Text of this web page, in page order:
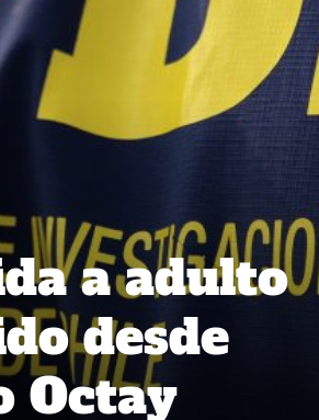
a adulto
desde
Octay